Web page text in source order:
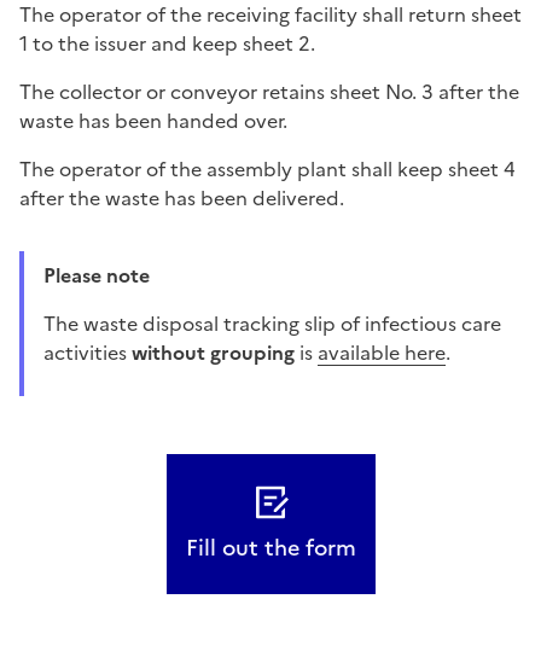
The operator of the receiving facility shall return sheet
1 to the issuer and keep sheet 2.
The collector or conveyor retains sheet No. 3 after the
waste has been handed over.
The operator of the assembly plant shall keep sheet 4
after the waste has been delivered.
Please note
The waste disposal tracking slip of infectious care
activitieswithout grouping is available here.
Fill out the form